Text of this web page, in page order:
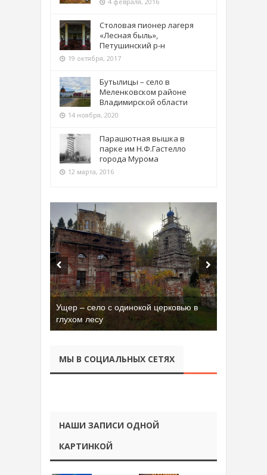
Столовая пионер лагеря
«Лесная быль»,
Петушинский р-н
19 октября, 2017
Бутылицы – село в
Меленковском районе
Владимирской области
14 ноября, 2020
Парашютная вышка в
парке им Н.Ф.Гастелло
города Мурома
12 марта, 2016
Ущер – село с одинокой церковью в
глухом лесу
МЫ В СОЦИАЛЬНЫХ СЕТЯХ
НАШИ ЗАПИСИ ОДНОЙ
КАРТИНКОЙ